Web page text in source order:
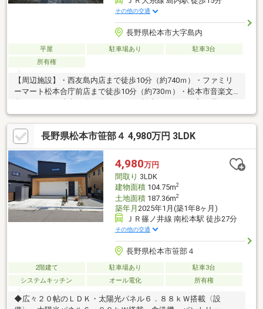
その他の交通
長野県松本市大字島内
平屋 駐車場あり
駐車3台
所有権
【周辺施設】・西友島内店まで徒歩10分（約740ｍ）・ファミリ
ーマート松本合庁前店まで徒歩10分（約730ｍ）・松本市音楽文
徒歩6分（約410ｍ）
長野県松本市笹部４ 4,980万円 3LDK
4,980万円
間取り 3LDK
建物面積104.75m2
土地面積187.36m2
築年月 2025年1月(築1年8ヶ月)
ＪＲ篠ノ井線 南松本駅 徒歩27分
その他の交通
長野県松本市笹部４
2階建て 駐車場あり
駐車3台
システムキッチン
オール電化 所有権
◆広々２０帖のＬＤＫ・太陽光パネル６．８８ｋＷ搭載〈設